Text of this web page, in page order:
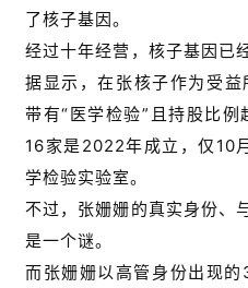
了核子基因。
经过十年经营，核子基因已
据显示，在张核子作为受
带有“医学检验”且持股比
16家是2022年成立，仅10
学检验实验室。
不过，张姗姗的真实身份、
是一个谜。
而张姗姗以高管身份出现